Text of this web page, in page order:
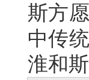
斯方
中传
淮和